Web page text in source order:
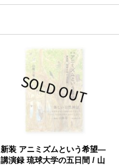
新装 アニミズムという希望―
講演録 琉球大学の五日間 / 山